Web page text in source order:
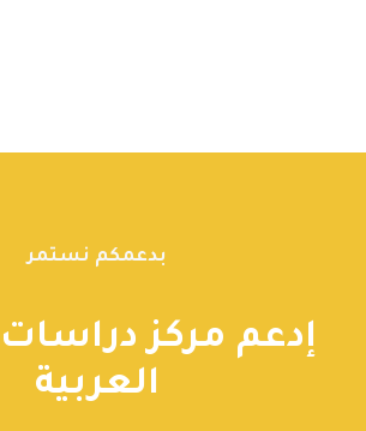
بدعمكم نستمر
إدعم مركز دراسات
العربية